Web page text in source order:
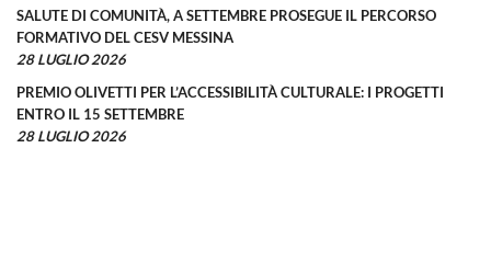
SALUTE DI COMUNITÀ, A SETTEMBRE PROSEGUE IL PERCORSO
FORMATIVO DEL CESV MESSINA
28 LUGLIO 2026
PREMIO OLIVETTI PER L’ACCESSIBILITÀ CULTURALE: I PROGETTI
ENTRO IL 15 SETTEMBRE
28 LUGLIO 2026